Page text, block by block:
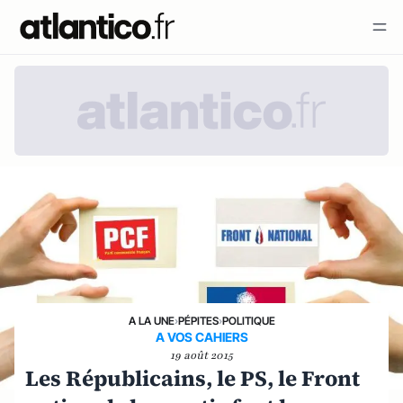
A LA UNE›PÉPITES›POLITIQUE
A VOS CAHIERS
19 août 2015
Les Républicains, le PS, le Front